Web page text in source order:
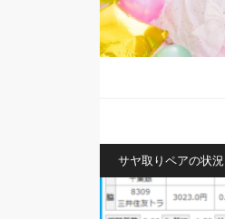
サヤ取りペアの状況